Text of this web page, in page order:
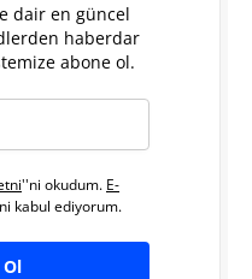
dair en güncel
haberdar
abone ol.
''ni okudum. E-
kabul ediyorum.